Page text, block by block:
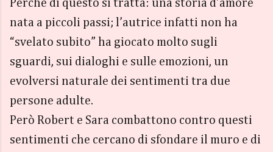
Perchè di questo si tratta: una storia d’amore
nata a piccoli passi; l’autrice infatti non ha
“svelato subito” ha giocato molto sugli
sguardi, sui dialoghi e sulle emozioni, un
evolversi naturale dei sentimenti tra due
persone adulte.
Però Robert e Sara combattono contro questi
sentimenti che cercano di sfondare il muro e di